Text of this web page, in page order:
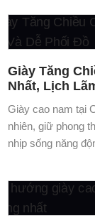
Giày Tăng
Nhất, Lịch
nhiên, giữ phong
nhịp sống năng
Xu hướng
Giày cao nam tại
nhiên, giữ phong